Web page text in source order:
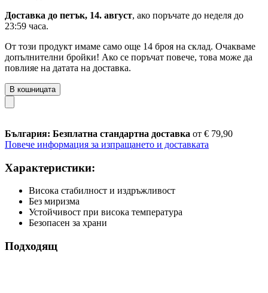
Доставка до петък, 14. август, ако поръчате до неделя до
23:59 часа.
От този продукт имаме само още 14 броя на склад. Очакваме
допълнителни бройки! Ако се поръчат повече, това може да
повлияе на датата на доставка.
В кошницата
България: Безплатна стандартна доставка от € 79,90
Повече информация за изпращането и доставката
Характеристики:
Висока стабилност и издръжливост
Без миризма
Устойчивост при висока температура
Безопасен за храни
Подходящ